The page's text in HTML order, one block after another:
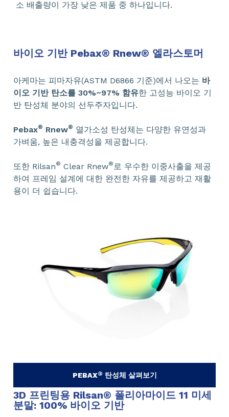
소 배출량이 가장 낮은 제품 중 하나입니다.
바이오 기반 Pebax® Rnew® 엘라스토머
아케마는 피마자유(ASTM D6866 기준)에서 나오는 바
이오 기반 탄소를 30%~97% 함유한 고성능 바이오 기
반 탄성체 분야의 선두주자입니다.
Pebax® Rnew® 열가소성 탄성체는 다양한 유연성과
가벼움, 높은 내충격성을 제공합니다.
또한 Rilsan® Clear Rnew®로 우수한 이중사출을 제공
하여 프레임 설계에 대한 완전한 자유를 제공하고 재활
용이 더 쉽습니다.
PEBAX® 탄성체 살펴보기
3D 프린팅용 Rilsan® 폴리아마이드 11 미세
분말: 100% 바이오 기반